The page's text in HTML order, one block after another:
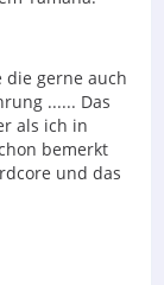
gerne auch
...... Das
als ich in
bemerkt
und das